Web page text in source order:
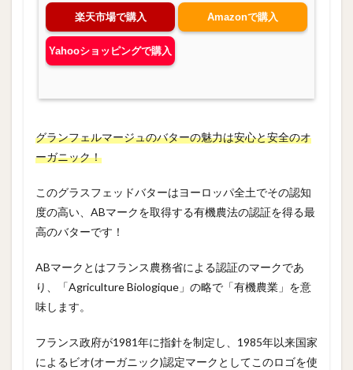
楽天市場で購入 Amazonで購入
Yahooショッピングで購入
グランフェルマージュのバターの魅力は安心と安全のオ
ーガニック！
このグラスフェッドバターはヨーロッパ全土でその認知
度の高い、ABマークを取得する有機農法の認証を得る最
高のバターです！
ABマークとはフランス農務省による認証のマークであ
り、「Agriculture Biologique」の略で「有機農業」を意
味します。
フランス政府が1981年に指針を制定し、1985年以来国家
によるビオ(オーガニック)認定マークとしてこのロゴを使